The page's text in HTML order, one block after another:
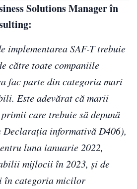
Solutions Manager în
:
implementarea SAF-T trebuie
către toate companiile
fac parte din categoria mari
Este adevărat că marii
care trebuie să depună
informativă D406),
luna ianuarie 2022,
mijlocii în 2023, și de
categoria micilor